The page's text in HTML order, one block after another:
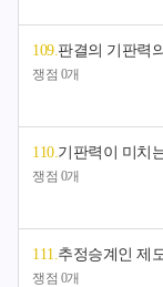
109.판결의 기판력
쟁점 0개
110.기판력이 미치
쟁점 0개
111.추정승계인 제
쟁점 0개